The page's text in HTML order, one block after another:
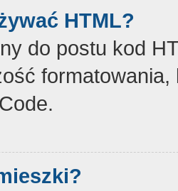
HTML?
do postu kod